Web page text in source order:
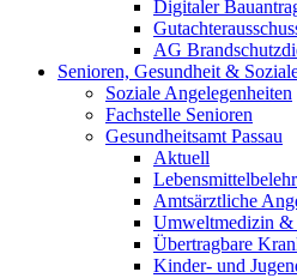
Digitaler
AG
Senioren, Gesundheit &
Soziale Angelegenheiten
Fachstelle Senioren
Gesundheitsamt Passau
Aktuell
Amtsärztliche
Umweltmedizin
Übertragbare
Kinder- und